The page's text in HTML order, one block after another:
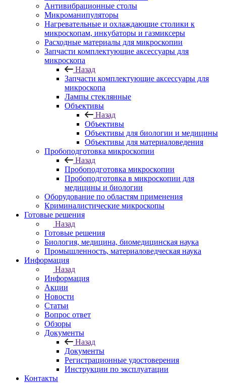
Антивибрационные столы
Микроманипуляторы
Нагревательные и охлаждающие столики к
микроскопам, инкубаторы и газмиксеры
Расходные материалы для микроскопии
Запчасти комплектующие аксессуары для
микроскопа
Назад
Запчасти комплектующие аксессуары для
микроскопа
Лампы стеклянные
Объективы
Назад
Объективы
Объективы для биологии и медицины
Объективы для материаловедения
Пробоподготовка микроскопии
Назад
Пробоподготовка микроскопии
Пробоподготовка в микроскопии для
медицины и биологии
Оборудование по областям применения
Криминалистические микроскопы
Готовые решения
Назад
Готовые решения
Биология, медицина, биомедицинская наука
Промышленность, материаловедческая наука
Информация
Назад
Информация
Акции
Новости
Статьи
Вопрос ответ
Обзоры
Документы
Назад
Документы
Регистрационные удостоверения
Инструкции по эксплуатации
Контакты